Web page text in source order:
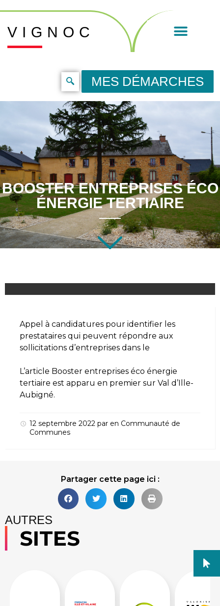
VIGNOC
MES DÉMARCHES
BOOSTER ENTREPRISES ÉCO
ÉNERGIE TERTIAIRE
Appel à candidatures pour identifier les
prestataires qui peuvent répondre aux
sollicitations d’entreprises dans le
L’article Booster entreprises éco énergie
tertiaire est apparu en premier sur Val d’Ille-
Aubigné.
12 septembre 2022 par en Communauté de
Communes
Partager cette page ici :
AUTRES
SITES